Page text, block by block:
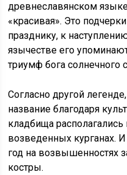
древнеславянском
«красивая». Это
празднику, к
язычестве его
триумф бога солнечного
Согласно другой
название благодаря
кладбища
возведенных курганах.
год на возвышенностях
костры.